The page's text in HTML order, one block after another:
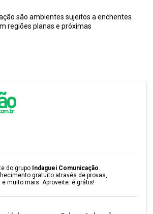
são ambientes sujeitos a enchentes
regiões planas e próximas
do grupo Indaguei Comunicação.
gratuito através de provas,
muito mais. Aproveite: é grátis!